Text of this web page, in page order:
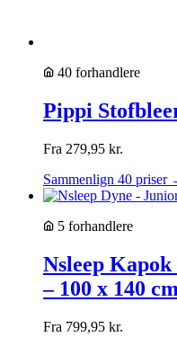
40 forhandlere
Pippi
Fra 279,95 kr.
Sammenlign 40 priser
5 forhandlere
Nsleep
– 100 x 140 cm
Fra 799,95 kr.